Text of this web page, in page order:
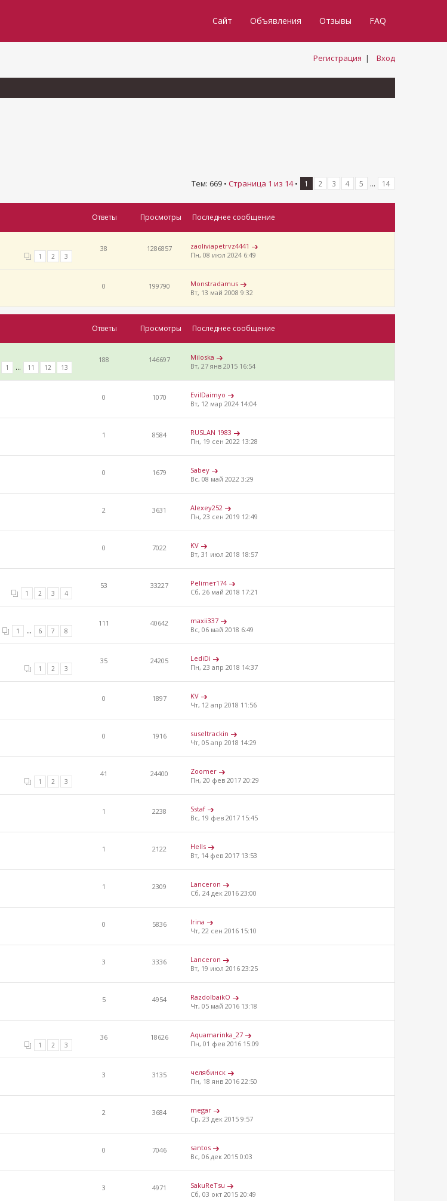
Сайт Объявления Отзывы FAQ
Регистрация | Вход
Тем: 669 • Страница 1 из 14• 1 2 3 4 5 ... 14
Ответы Просмотры Последнее сообщение
1 2 3
38 1286857
zaoliviapetrvz4441
Пн, 08 июл 2024 6:49
0 199790
Monstradamus
Вт, 13 май 2008 9:32
Ответы Просмотры Последнее сообщение
1 ... 11 12 13
188 146697
Miloska
Вт, 27 янв 2015 16:54
0 1070
EvilDaimyo
Вт, 12 мар 2024 14:04
1 8584
RUSLAN 1983
Пн, 19 сен 2022 13:28
0 1679
Sabey
Вс, 08 май 2022 3:29
2 3631
Alexey252
Пн, 23 сен 2019 12:49
0 7022
KV
Вт, 31 июл 2018 18:57
1 2 3 4
53 33227
Pelimeт174
Сб, 26 май 2018 17:21
1 ... 6 7 8
111 40642
maxii337
Вс, 06 май 2018 6:49
1 2 3
35 24205
LediDi
Пн, 23 апр 2018 14:37
0 1897
KV
Чт, 12 апр 2018 11:56
0 1916
suseltrackin
Чт, 05 апр 2018 14:29
1 2 3
41 24400
Zoomer
Пн, 20 фев 2017 20:29
1 2238
Sstaf
Вс, 19 фев 2017 15:45
1 2122
Hells
Вт, 14 фев 2017 13:53
1 2309
Lanceron
Сб, 24 дек 2016 23:00
0 5836
Irina
Чт, 22 сен 2016 15:10
3 3336
Lanceron
Вт, 19 июл 2016 23:25
5 4954
RazdolbaikO
Чт, 05 май 2016 13:18
1 2 3
36 18626
Aquamarinka_27
Пн, 01 фев 2016 15:09
3 3135
челябинск
Пн, 18 янв 2016 22:50
2 3684
megar
Ср, 23 дек 2015 9:57
0 7046
santos
Вс, 06 дек 2015 0:03
3 4971
SakuReTsu
Сб, 03 окт 2015 20:49